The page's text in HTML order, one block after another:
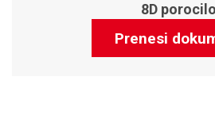
8D porocilo
Prenesi